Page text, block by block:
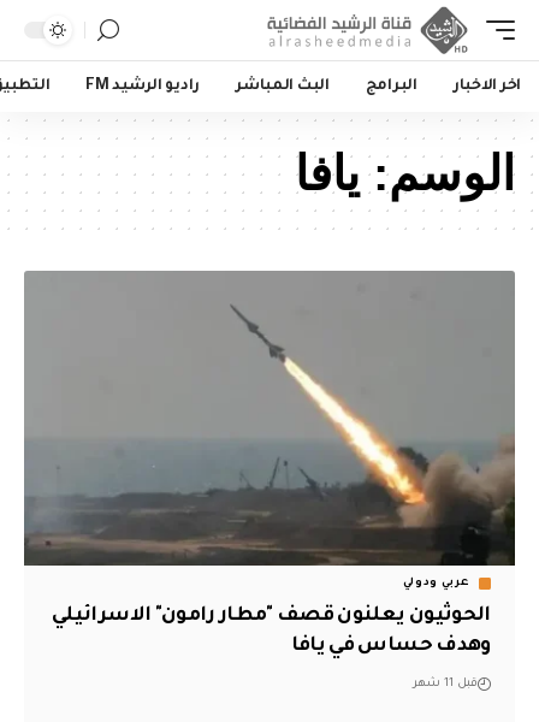
اخر الاخبار البرامج البث المباشر راديو الرشيد FM
الوسم:يافا
عربي ودولي
الحوثيون يعلنون قصف "مطار رامون" الاسرائيلي
وهدف حساس في يافا
قبل 11 شهر